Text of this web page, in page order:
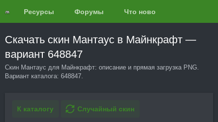
Ресурсы Форумы Что нового?
Скачать скин Мантаус в Майнкрафт —
вариант 648847
Скин Мантаус для Майнкрафт: описание и прямая загрузка PNG.
Вариант каталога: 648847.
К каталогу Случайный скин